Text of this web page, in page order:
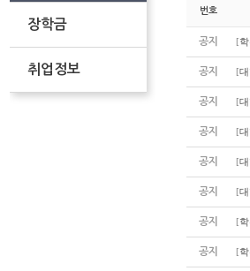
장학금
취업정보
번호
공지 [
공지 [대
공지 [대
공지 [대
공지 [대
공지 [대
공지 [
공지 [